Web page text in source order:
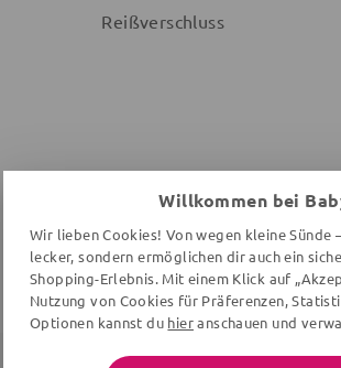
Reißverschluss
WEITERE ARTIKEL
Willkommen bei
Wir lieben Cookies! Von wegen kleine Sünde
lecker, sondern ermöglichen dir auch ein
Shopping-Erlebnis. Mit einem Klick auf
Nutzung von Cookies für Präferenzen,
Optionen kannst du hieranschauen und